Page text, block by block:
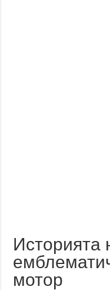
Историята
мотор